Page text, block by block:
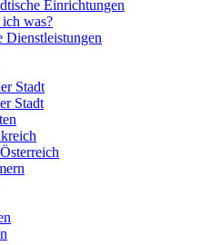
Einrichtungen
was?
Dienstleistungen
Stadt
Stadt